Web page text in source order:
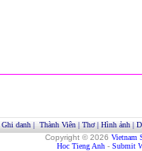
Ghi danh| Thành Viên| Thơ| Hình ảnh|
Copyright © 2026 Vietnam
Hoc Tieng Anh - Submit